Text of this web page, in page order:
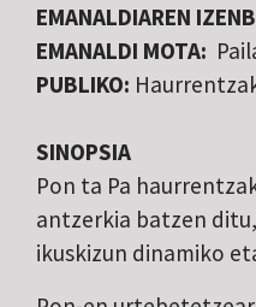
EMANALDIAREN
EMANALDI MOTA:
PUBLIKO:
SINOPSIA
Pon ta Pa
antzerkia batzen
ikuskizun dinamiko